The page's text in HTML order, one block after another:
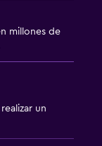
millones de
un